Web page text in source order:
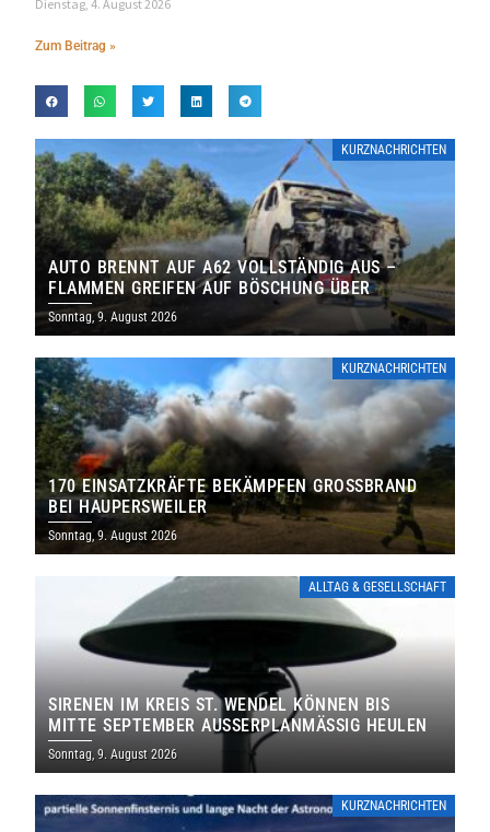
Dienstag, 4. August 2026
Zum Beitrag »
KURZNACHRICHTEN
AUTO BRENNT AUF A62 VOLLSTÄNDIG AUS –
FLAMMEN GREIFEN AUF BÖSCHUNG ÜBER
Sonntag, 9. August 2026
KURZNACHRICHTEN
170 EINSATZKRÄFTE BEKÄMPFEN GROSSBRAND B
EI HAUPERSWEILER
Sonntag, 9. August 2026
ALLTAG & GESELLSCHAFT
SIRENEN IM KREIS ST. WENDEL KÖNNEN BIS
MITTE SEPTEMBER AUSSERPLANMÄSSIG HEULEN
Sonntag, 9. August 2026
KURZNACHRICHTEN